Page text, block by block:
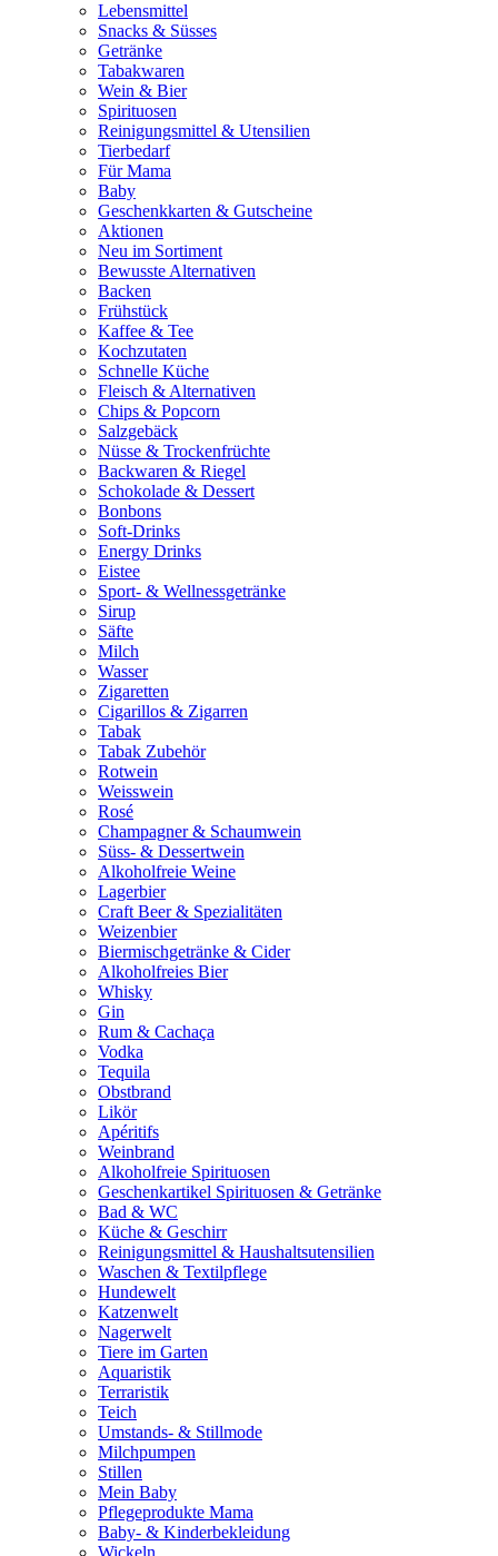
Lebensmittel
Snacks & Süsses
Getränke
Tabakwaren
Wein & Bier
Spirituosen
Reinigungsmittel & Utensilien
Tierbedarf
Für Mama
Baby
Geschenkkarten & Gutscheine
Aktionen
Neu im Sortiment
Bewusste Alternativen
Backen
Frühstück
Kaffee & Tee
Kochzutaten
Schnelle Küche
Fleisch & Alternativen
Chips & Popcorn
Salzgebäck
Nüsse & Trockenfrüchte
Backwaren & Riegel
Schokolade & Dessert
Bonbons
Soft-Drinks
Energy Drinks
Eistee
Sport- & Wellnessgetränke
Sirup
Säfte
Milch
Wasser
Zigaretten
Cigarillos & Zigarren
Tabak
Tabak Zubehör
Rotwein
Weisswein
Rosé
Champagner & Schaumwein
Süss- & Dessertwein
Alkoholfreie Weine
Lagerbier
Craft Beer & Spezialitäten
Weizenbier
Biermischgetränke & Cider
Alkoholfreies Bier
Whisky
Gin
Rum & Cachaça
Vodka
Tequila
Obstbrand
Likör
Apéritifs
Weinbrand
Alkoholfreie Spirituosen
Geschenkartikel Spirituosen & Getränke
Bad & WC
Küche & Geschirr
Reinigungsmittel & Haushaltsutensilien
Waschen & Textilpflege
Hundewelt
Katzenwelt
Nagerwelt
Tiere im Garten
Aquaristik
Terraristik
Teich
Umstands- & Stillmode
Milchpumpen
Stillen
Mein Baby
Pflegeprodukte Mama
Baby- & Kinderbekleidung
Wickeln